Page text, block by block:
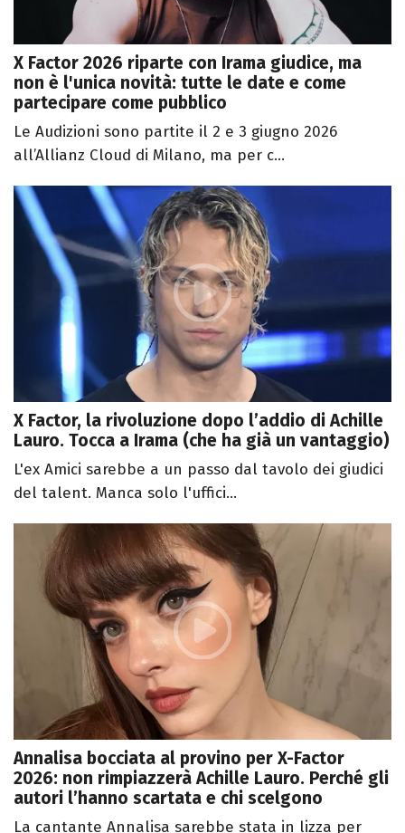
X Factor 2026 riparte con Irama giudice, ma
non è l'unica novità: tutte le date e come
partecipare come pubblico
Le Audizioni sono partite il 2 e 3 giugno 2026
all’Allianz Cloud di Milano, ma per c...
X Factor, la rivoluzione dopo l’addio di Achille
Lauro. Tocca a Irama (che ha già un vantaggio)
L'ex Amici sarebbe a un passo dal tavolo dei giudici
del talent. Manca solo l'uffici...
Annalisa bocciata al provino per X-Factor
2026: non rimpiazzerà Achille Lauro. Perché gli
autori l’hanno scartata e chi scelgono
La cantante Annalisa sarebbe stata in lizza per